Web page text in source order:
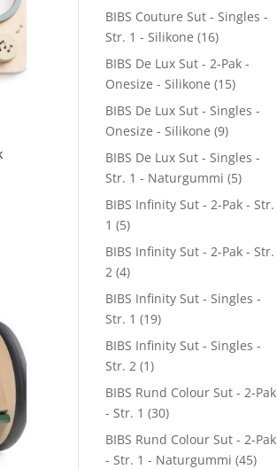
BIBS Couture Sut - Singles -
Str. 1 - Silikone (16)
BIBS De Lux Sut - 2-Pak -
Onesize - Silikone (15)
BIBS De Lux Sut - Singles -
Onesize - Silikone (9)
BIBS De Lux Sut - Singles -
Str. 1 - Naturgummi (5)
BIBS Infinity Sut - 2-Pak - Str.
1 (5)
BIBS Infinity Sut - 2-Pak - Str.
2 (4)
BIBS Infinity Sut - Singles -
Str. 1 (19)
BIBS Infinity Sut - Singles -
Str. 2 (1)
BIBS Rund Colour Sut - 2-Pak
- Str. 1 (30)
BIBS Rund Colour Sut - 2-Pak
- Str. 1 - Naturgummi (45)